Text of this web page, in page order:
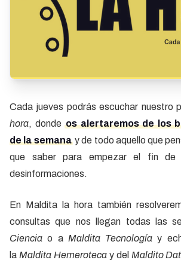
Cada jueves podrás escuchar nuestro
hora, donde os alertaremos de los
de la semanay de todo aquello que
que saber para empezar el fin de
desinformaciones.
En Maldita la hora también
consultas que nos llegan todas las
Ciencia o a Maldita Tecnología y
la Maldita Hemerotecay del Maldito